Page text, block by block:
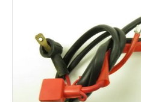
images
gallery